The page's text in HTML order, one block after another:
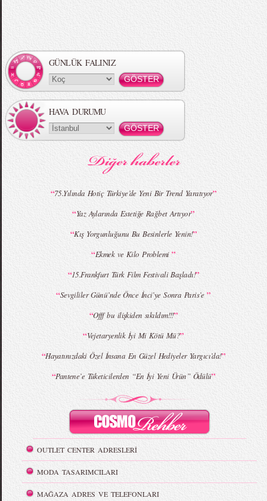
GÜNLÜK FALINIZ
HAVA DURUMU
“75.Yılında Hotiç Türkiye’de Yeni Bir Trend Yaratıyor”
“Yaz Aylarında Estetiğe Rağbet Artıyor”
“Kış Yorgunluğunu Bu Besinlerle Yenin!”
“Ekmek ve Kilo Problemi”
“15.Frankfurt Türk Film Festivali Başladı!”
“Sevgililer Günü’nde Önce İnci’ye Sonra Paris’e”
“Offf bu ilişkiden sıkıldım!!!”
“Vejetaryenlik İyi Mi Kötü Mü?”
“Hayatınızdaki Özel İnsana En Güzel Hediyeler Yargıcı’da!”
“Pantene’e Tüketicilerden “En İyi Yeni Ürün” Ödülü”
OUTLET CENTER ADRESLERİ
MODA TASARIMCILARI
MAĞAZA ADRES VE TELEFONLARI